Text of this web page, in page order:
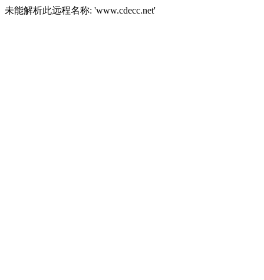
未能解析此远程名称: 'www.cdecc.net'